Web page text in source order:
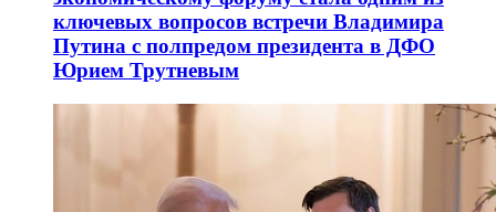
ключевых вопросов встречи Владимира
Путина с полпредом президента в ДФО
Юрием Трутневым